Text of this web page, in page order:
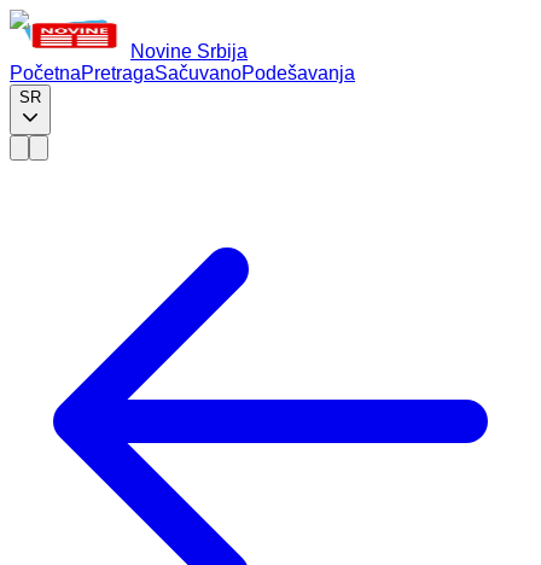
Novine Srbija
PočetnaPretragaSačuvanoPodešavanja
SR